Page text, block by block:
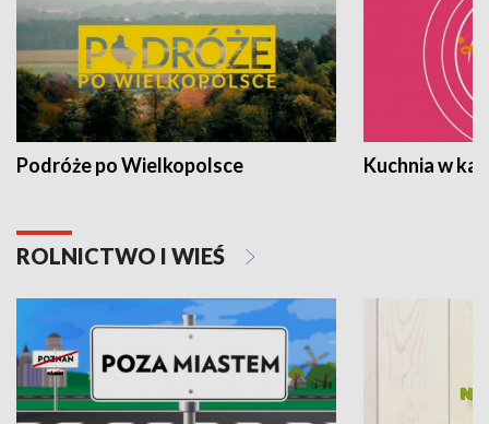
Podróże po Wielkopolsce Kuchnia w
ROLNICTWO I WIEŚ